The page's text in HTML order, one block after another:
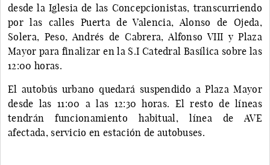
desde la Iglesia de las Concepcionistas, transcurriendo
por las calles Puerta de Valencia, Alonso de Ojeda,
Solera, Peso, Andrés de Cabrera, Alfonso VIII y Plaza
Mayor para finalizar en la S.I Catedral Basílica sobre las
12:00 horas.
El autobús urbano quedará suspendido a Plaza Mayor
desde las 11:00 a las 12:30 horas. El resto de líneas
tendrán funcionamiento habitual, línea de AVE
afectada, servicio en estación de autobuses.